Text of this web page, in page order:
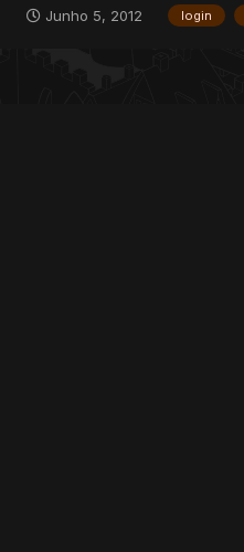
conta Entrar Agradeço desde ja
Junho 5, 2012 login